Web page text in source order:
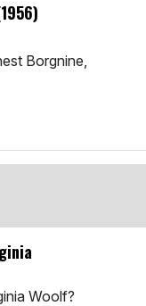
Borgnine,
Woolf?